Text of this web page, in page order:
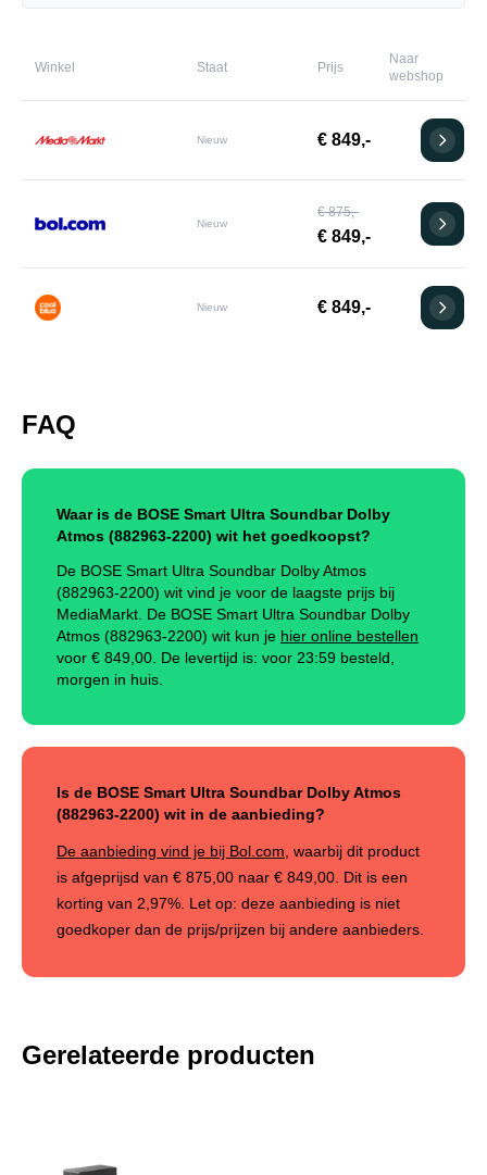
Winkel Staat Prijs
Naar
webshop
Nieuw € 849,-
Nieuw
€ 875,-
€ 849,-
Nieuw € 849,-
FAQ
Waar is de BOSE Smart Ultra Soundbar Dolby
Atmos (882963-2200) wit het goedkoopst?
De BOSE Smart Ultra Soundbar Dolby Atmos
(882963-2200) wit vind je voor de laagste prijs bij
MediaMarkt. De BOSE Smart Ultra Soundbar Dolby
Atmos (882963-2200) wit kun je hier online bestellen
voor € 849,00 De levertijd is: voor 23:59 besteld,
morgen in huis.
Is de BOSE Smart Ultra Soundbar Dolby Atmos
(882963-2200) wit in de aanbieding?
De aanbieding vind je bij Bol.com , waarbij dit product
is afgeprijsd van € 875,00 naar € 849,00 . Dit is een
korting van 2,97% Let op: deze aanbieding is niet
goedkoper dan de prijs/prijzen bij andere aanbieders.
Gerelateerde producten